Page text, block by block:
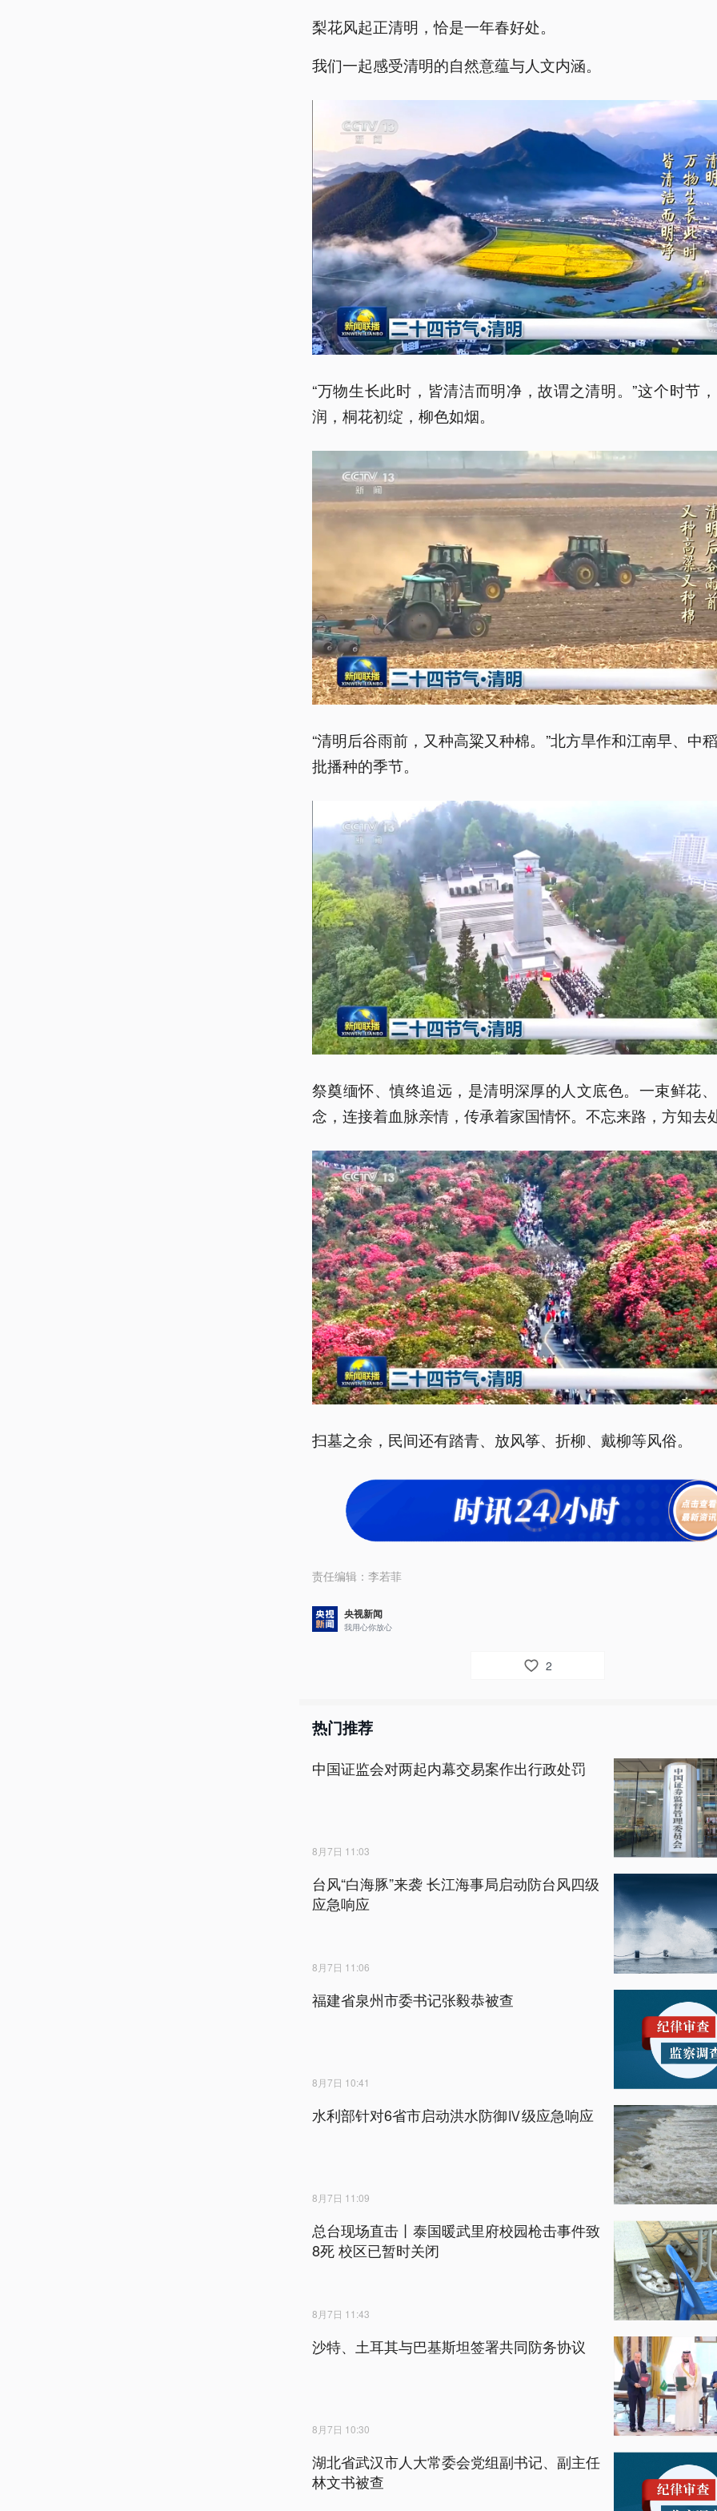
梨花风起正清明，恰是一年春好处。
我们一起感受清明的自然意蕴与人文内涵。
“万物生长此时，皆清洁而明净，故谓之清明。”这个时节
润，桐花初绽，柳色如烟。
“清明后谷雨前，又种高粱又种棉。”北方旱作和江南早、中
批播种的季节。
祭奠缅怀、慎终追远，是清明深厚的人文底色。一束鲜花
念，连接着血脉亲情，传承着家国情怀。不忘来路，方知去
扫墓之余，民间还有踏青、放风筝、折柳、戴柳等风俗。
责任编辑： 李若菲
央视新闻
我用心你放心
2
热门推荐
中国证监会对两起内幕交易案作出行政处罚
8月7日 11:03
台风“白海豚”来袭 长江海事局启动防台风四级
应急响应
8月7日 11:06
福建省泉州市委书记张毅恭被查
8月7日 10:41
水利部针对6省市启动洪水防御Ⅳ级应急响应
8月7日 11:09
总台现场直击丨泰国暖武里府校园枪击事件致
8死 校区已暂时关闭
8月7日 11:43
沙特、土耳其与巴基斯坦签署共同防务协议
8月7日 10:30
湖北省武汉市人大常委会党组副书记、副主任
林文书被查